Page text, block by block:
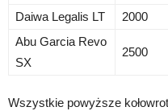
Daiwa Legalis LT 2000
Abu Garcia Revo
SX
2500
Wszystkie powyższe